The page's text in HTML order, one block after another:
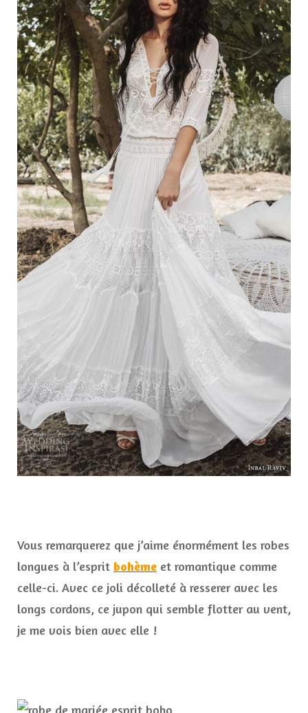
Vous remarquerez que j’aime énormément les robes
longues à l’esprit bohème et romantique comme
celle-ci. Avec ce joli décolleté à resserer avec les
longs cordons, ce jupon qui semble flotter au vent,
je me vois bien avec elle !